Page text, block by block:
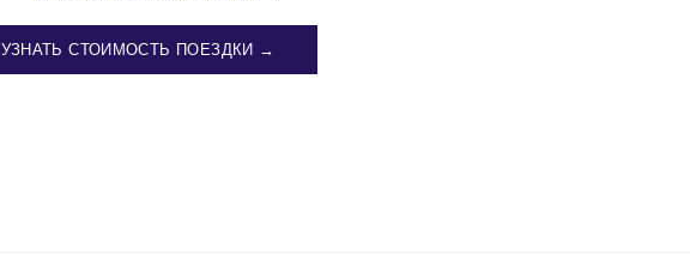
УЗНАТЬ СТОИМОСТЬ ПОЕЗДКИ →